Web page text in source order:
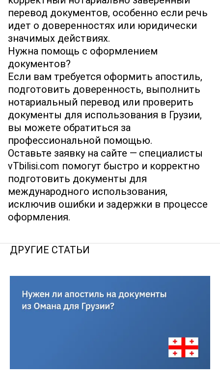
перевод документов, особенно если речь
идет о доверенностях или юридически
значимых действиях.
Нужна помощь с оформлением
документов?
Если вам требуется оформить апостиль,
подготовить доверенность, выполнить
нотариальный перевод или проверить
документы для использования в Грузии,
вы можете обратиться за
профессиональной помощью.
Оставьте заявку на сайте — специалисты
vTbilisi.com помогут быстро и корректно
подготовить документы для
международного использования,
исключив ошибки и задержки в процессе
оформления.
ДРУГИЕ СТАТЬИ